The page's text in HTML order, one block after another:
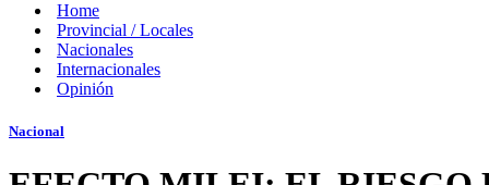
Home
Provincial / Locales
Nacionales
Internacionales
Opinión
Nacional